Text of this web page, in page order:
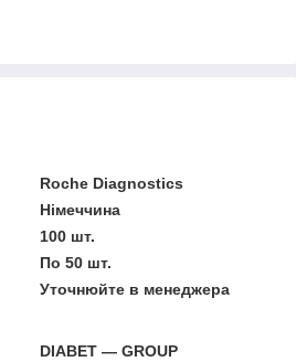
Roche Diagnostics
Німеччина
100 шт.
По 50 шт.
Уточнюйте в менеджера
DIABET — GROUP